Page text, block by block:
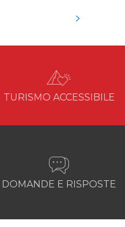
TURISMO ACCESSIBILE
DOMANDE E RISPOSTE